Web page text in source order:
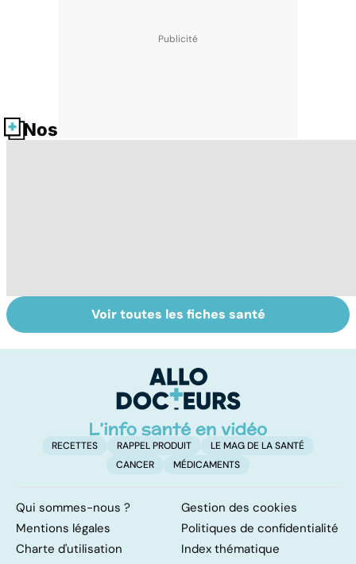
Nos fiches santé
Migraines,
angoisses... : le
Danse, théâtre,
musique : les arts
Voir toutes les fiches santé
RECETTES RAPPEL PRODUIT
LE MAG DE LA SANTÉ
CANCER
MÉDICAMENTS
Qui sommes-nous ?
Gestion des cookies
Mentions légales
Politiques de confidentialité
Charte d'utilisation
Index thématique